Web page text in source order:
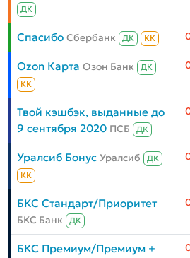
ДК
Спасибо Сбербанк ДК КК
Ozon Карта Озон Банк
ДК
КК
Твой кэшбэк, выданные до
9 сентября 2020 ПСБ ДК
Уралсиб Бонус Уралсиб
ДК
КК
БКС Стандарт/Приоритет
БКС Банк ДК
БКС Премиум/Премиум +